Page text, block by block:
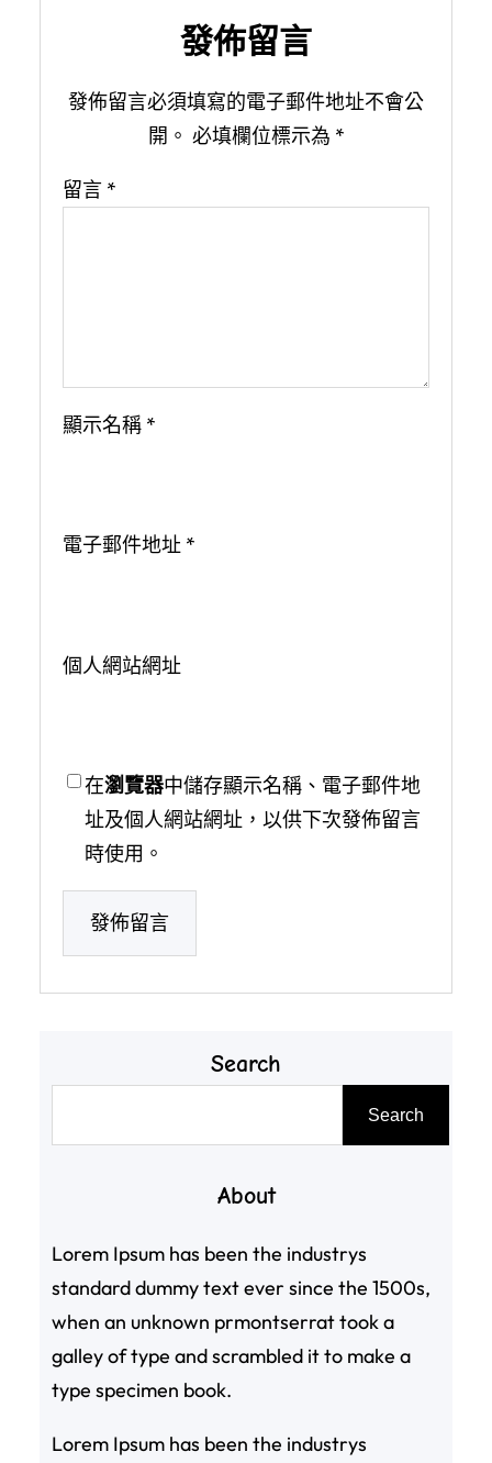
發佈留言
發佈留言必須填寫的電子郵件地址不會公
開。 必填欄位標示為 *
留言 *
顯示名稱 *
電子郵件地址 *
個人網站網址
在瀏覽器中儲存顯示名稱、電子郵件地
址及個人網站網址，以供下次發佈留言
時使用。
Search
Search
About
Lorem Ipsum has been the industrys
standard dummy text ever since the 1500s,
when an unknown prmontserrat took a
galley of type and scrambled it to make a
type specimen book.
Lorem Ipsum has been the industrys